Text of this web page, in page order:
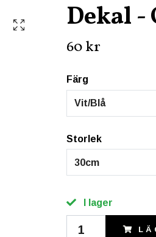
Dekal -
60 kr
Färg
Vit/Blå
Storlek
30cm
I lager